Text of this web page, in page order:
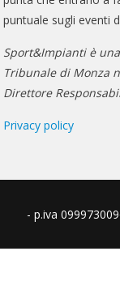
puntuale sugli eventi
Sport&Impianti è
Tribunale di Monza
Direttore
Privacy policy
- p.iva